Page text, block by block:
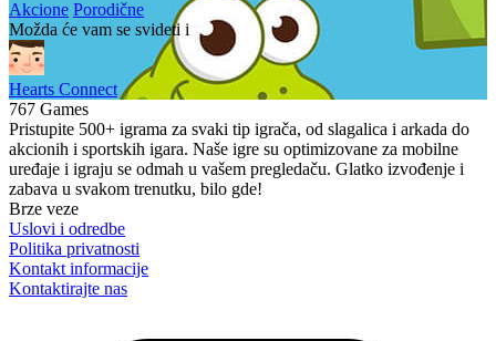
Akcione Porodične
Možda će vam se svideti i
Hearts Connect
767 Games
Pristupite 500+ igrama za svaki tip igrača, od slagalica i arkada do
akcionih i sportskih igara. Naše igre su optimizovane za mobilne
uređaje i igraju se odmah u vašem pregledaču. Glatko izvođenje i
zabava u svakom trenutku, bilo gde!
Brze veze
Uslovi i odredbe
Politika privatnosti
Kontakt informacije
Kontaktirajte nas